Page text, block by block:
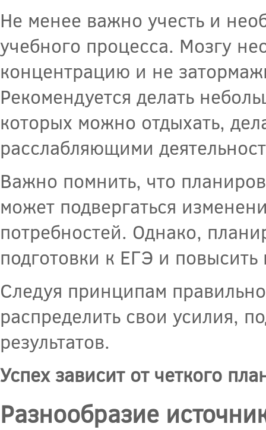
Не менее важно учесть и
учебного процесса. Мозгу
концентрацию и не
Рекомендуется делать
которых можно отдыхать,
расслабляющими
Важно помнить, что
может подвергаться
потребностей. Однако,
подготовки к ЕГЭ и
Следуя принципам
распределить свои усилия,
результатов.
Успех зависит от четкого
Разнообразие